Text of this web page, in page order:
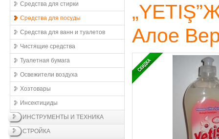
Средства для стирки
Средства для посуды
Средства для ванн и туалетов
Чистящие средства
Туалетная бумага
Освежители воздухa
Хозтовары
Инсектициды
ИНСТРУМЕНТЫ И ТЕХНИКА
СТРОЙКА
Алое